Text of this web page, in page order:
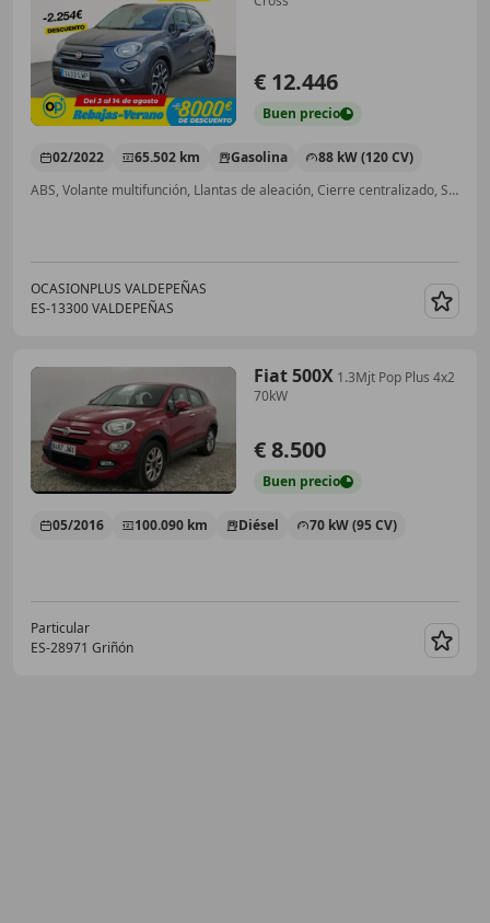
€ 12.446
Buen precio
02/2022 65.502 km Gasolina
88 kW (120 CV)
ABS, Volante multifunción, Llantas de aleación, Cierre centralizado, Start/Stop automático, Faros antiniebla, Control de velocidad, Bluetooth
OCASIONPLUS VALDEPEÑAS
ES-13300 VALDEPEÑAS
Fiat 500X 1.3Mjt Pop Plus 4x2
70kW
€ 8.500
Buen precio
05/2016 100.090 km Diésel 70 kW (95 CV)
Particular
ES-28971 Griñón